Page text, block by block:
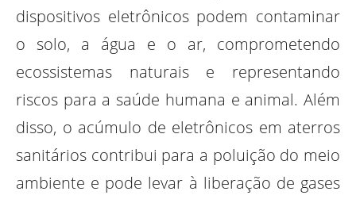
dispositivos eletrônicos podem contaminar
o solo, a água e o ar, comprometendo
ecossistemas naturais e representando
riscos para a saúde humana e animal. Além
disso, o acúmulo de eletrônicos em aterros
sanitários contribui para a poluição do meio
ambiente e pode levar à liberação de gases